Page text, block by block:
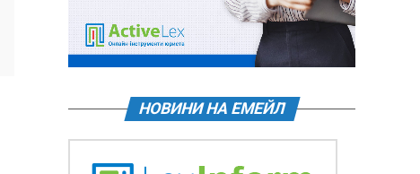
НОВИНИ НА ЕМЕЙЛ